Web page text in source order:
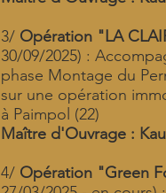
3/ Opération "LA
30/09/2025) :
phase Montage du
sur une opération
à Paimpol (22)
Maître d'Ouvrage :
4/ Opération "Green